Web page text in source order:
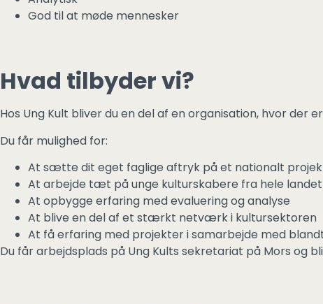
God til at møde mennesker
Hvad tilbyder vi?
Hos Ung Kult bliver du en del af en organisation, hvor der
Du får mulighed for:
At sætte dit eget faglige aftryk på et nationalt
At arbejde tæt på unge kulturskabere fra hele landet
At opbygge erfaring med evaluering og analyse
At blive en del af et stærkt netværk i kultursektoren
At få erfaring med projekter i samarbejde med
Du får arbejdsplads på Ung Kults sekretariat på Mors og